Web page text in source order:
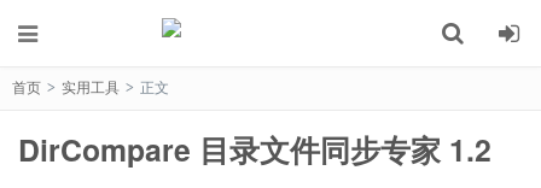
首页 > 实用工具 > 正文
DirCompare 目录文件同步专家 1.2